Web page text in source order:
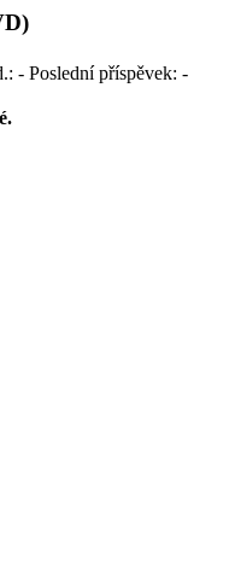
- Poslední příspěvek: -